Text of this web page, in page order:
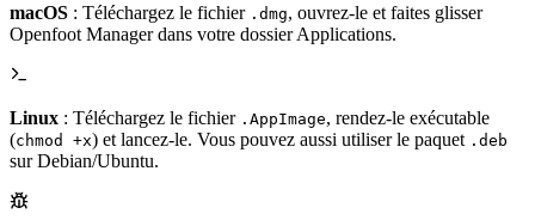
macOS : Téléchargez le fichier .dmg, ouvrez-le et faites glisser
Openfoot Manager dans votre dossier Applications.
Linux : Téléchargez le fichier .AppImage, rendez-le exécutable
(chmod +x) et lancez-le. Vous pouvez aussi utiliser le paquet .deb
sur Debian/Ubuntu.